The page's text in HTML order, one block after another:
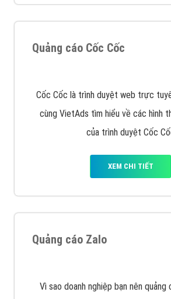
Quảng cáo Cốc Cốc
Cốc Cốc là trình duyệt web trực
cùng VietAds tìm hiểu về các hình
của trình duyệt Cốc
XEM CHI TIẾT
Quảng cáo Zalo
Vì sao doanh nghiệp bạn nên quảng